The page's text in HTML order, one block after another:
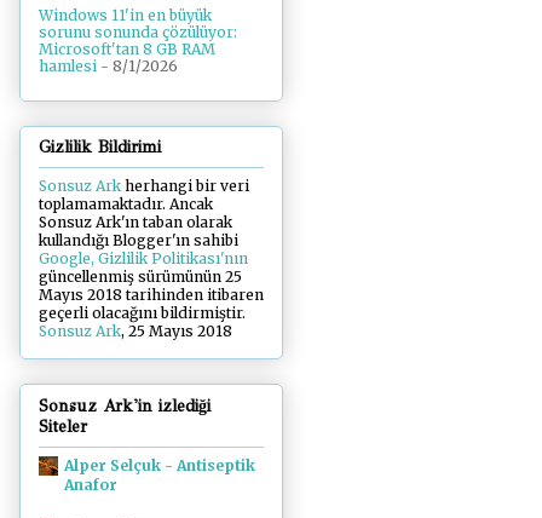
Windows 11'in en büyük
sorunu sonunda çözülüyor:
Microsoft'tan 8 GB RAM
hamlesi - 8/1/2026
Gizlilik Bildirimi
Sonsuz Arkherhangi bir veri
toplamamaktadır. Ancak
Sonsuz Ark'ın taban olarak
kullandığı Blogger'ın sahibi
Google, Gizlilik Politikası'nın
güncellenmiş sürümünün 25
Mayıs 2018 tarihinden itibaren
geçerli olacağını bildirmiştir.
Sonsuz Ark, 25 Mayıs 2018
Sonsuz Ark'in izlediği
Siteler
Alper Selçuk - Antiseptik
Anafor